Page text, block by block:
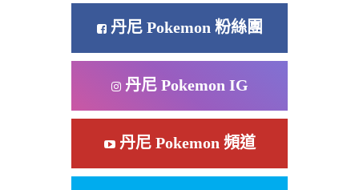
丹尼 Pokemon 粉絲團
丹尼 Pokemon IG
丹尼 Pokemon 頻道